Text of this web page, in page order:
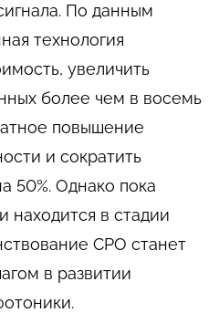
По данным
технология
увеличить
более чем в восемь
повышение
и сократить
50%. Однако пока
находится в стадии
CPO станет
в развитии